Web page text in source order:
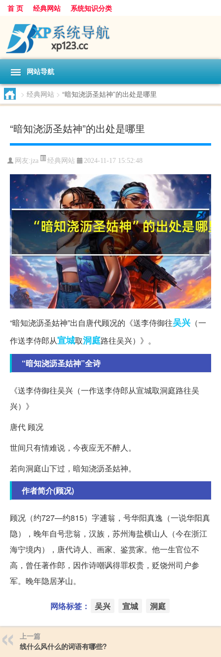
首 页 经典网站 系统知识分类
网站导航
> 经典网站 > “暗知浇沥圣姑神”的出处是哪里
“暗知浇沥圣姑神”的出处是哪里
网友:jza 经典网站 2024-11-17 15:52:48
“暗知浇沥圣姑神”出自唐代顾况的《送李侍御往吴兴 （一
作送李侍郎从宣城取洞庭路往吴兴）》。
“暗知浇沥圣姑神”全诗
《送李侍御往吴兴（一作送李侍郎从宣城取洞庭路往吴
兴）》
唐代 顾况
世间只有情难说，今夜应无不醉人。
若向洞庭山下过，暗知浇沥圣姑神。
作者简介(顾况)
顾况（约727—约815）字逋翁，号华阳真逸（一说华阳真
隐），晚年自号悲翁，汉族，苏州海盐横山人（今在浙江
海宁境内），唐代诗人、画家、鉴赏家。他一生官位不
高，曾任著作郎，因作诗嘲讽得罪权贵，贬饶州司户参
军。晚年隐居茅山。
网络标签： 吴兴 宣城 洞庭
上一篇
线什么风什么的词语有哪些?